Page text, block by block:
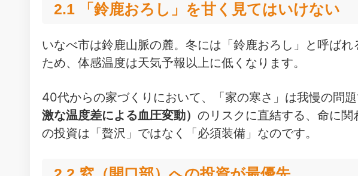
2.1 「鈴鹿おろし」を甘く見てはいけない
いなべ市は鈴鹿山脈の麓。冬には「鈴鹿おろし」と呼ば
ため、体感温度は天気予報以上に低くなります。
40代からの家づくりにおいて、「家の寒さ」は我慢の問題
激な温度差による血圧変動） のリスクに直結する、命に
の投資は「贅沢」ではなく「必須装備」なのです。